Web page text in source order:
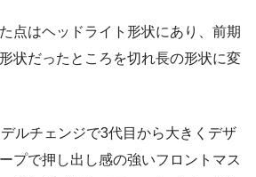
点はヘッドライト形状にあり、前期
状だったところを切れ長の形状に変
ルチェンジで3代目から大きくデザ
プで押し出し感の強いフロントマス